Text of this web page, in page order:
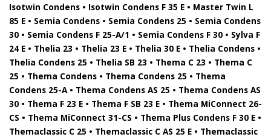
Isotwin Condens • Isotwin Condens F 35 E • Master Twin L
85 E • Semia Condens • Semia Condens 25 • Semia Condens
30 • Semia Condens F 25-A/1 • Semia Condens F 30 • Sylva F
24 E • Thelia 23 • Thelia 23 E • Thelia 30 E • Thelia Condens •
Thelia Condens 25 • Thelia SB 23 • Thema C 23 • Thema C
25 • Thema Condens • Thema Condens 25 • Thema
Condens 25-A • Thema Condens AS 25 • Thema Condens AS
30 • Thema F 23 E • Thema F SB 23 E • Thema MiConnect 26-
CS • Thema MiConnect 31-CS • Thema Plus Condens F 30 E •
Themaclassic C 25 • Themaclassic C AS 25 E • Themaclassic